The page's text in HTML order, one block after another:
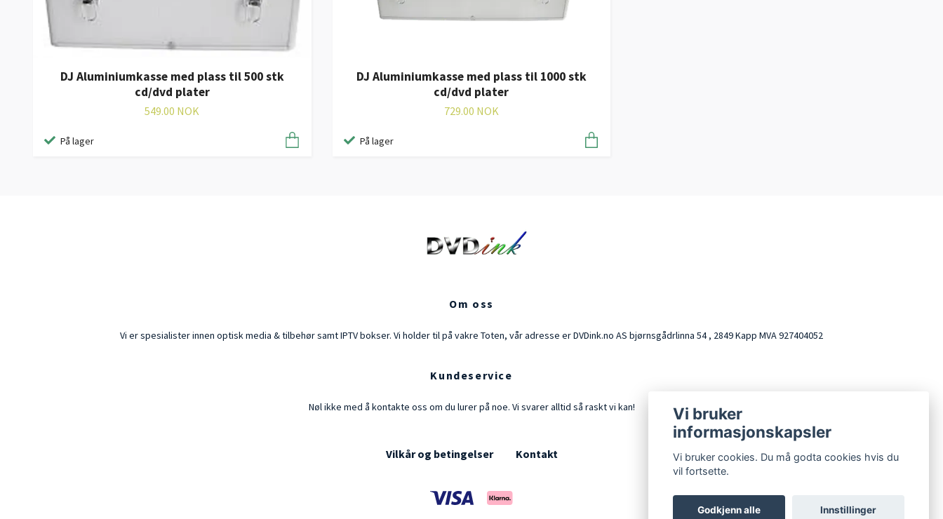
DJ Aluminiumkasse med plass til 500 stk
cd/dvd plater
549.00 NOK
På lager
DJ Aluminiumkasse med plass til 1000 stk
cd/dvd plater
729.00 NOK
På lager
Om oss
Vi er spesialister innen optisk media & tilbehør samt IPTV bokser. Vi holder til på vakre Toten, vår adresse er DVDink.no AS bjørnsgådrlinna 54 , 2849 Kapp MVA 927404052
Kundeservice
Nøl ikke med å kontakte oss om du lurer på noe. Vi svarer alltid så raskt vi kan!
Vilkår og betingelser Kontakt
Vi bruker
informasjonskapsler
Vi bruker cookies. Du må godta cookies hvis du
vil fortsette.
Godkjenn alle Innstillinger